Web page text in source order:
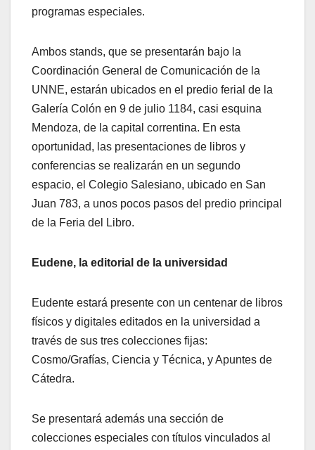
programas especiales.
Ambos stands, que se presentarán bajo la
Coordinación General de Comunicación de la
UNNE, estarán ubicados en el predio ferial de la
Galería Colón en 9 de julio 1184, casi esquina
Mendoza, de la capital correntina. En esta
oportunidad, las presentaciones de libros y
conferencias se realizarán en un segundo
espacio, el Colegio Salesiano, ubicado en San
Juan 783, a unos pocos pasos del predio principal
de la Feria del Libro.
Eudene, la editorial de la universidad
Eudente estará presente con un centenar de libros
físicos y digitales editados en la universidad a
través de sus tres colecciones fijas:
Cosmo/Grafías, Ciencia y Técnica, y Apuntes de
Cátedra.
Se presentará además una sección de
colecciones especiales con títulos vinculados al